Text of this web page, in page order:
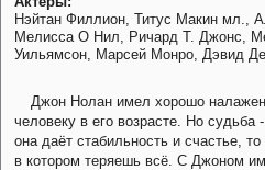
Нэйтан Филлион, Титус Макин мл.,
Мелисса О Нил, Ричард Т. Джонс,
Уильямсон, Марсей Монро, Дэвид
Джон Нолан имел хорошо
человеку в его возрасте. Но судьба
она даёт стабильность и счастье,
в котором теряешь всё. С Джоном